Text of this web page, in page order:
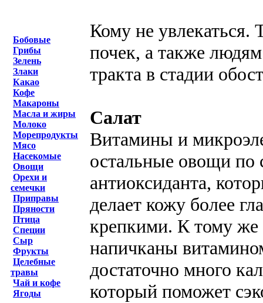
Бобовые
Грибы
Зелень
Злаки
Какао
Кофе
Макароны
Масла и жиры
Молоко
Морепродукты
Мясо
Насекомые
Овощи
Орехи и
семечки
Приправы
Пряности
Птица
Специи
Сыр
Фрукты
Целебные
травы
Чай и кофе
Ягоды
Кому не увлекаться.
почек, а также
тракта в стадии
Салат
Витамины и
остальные овощи по
антиоксиданта,
делает кожу более
крепкими. К тому же
напичканы
достаточно много
который поможет